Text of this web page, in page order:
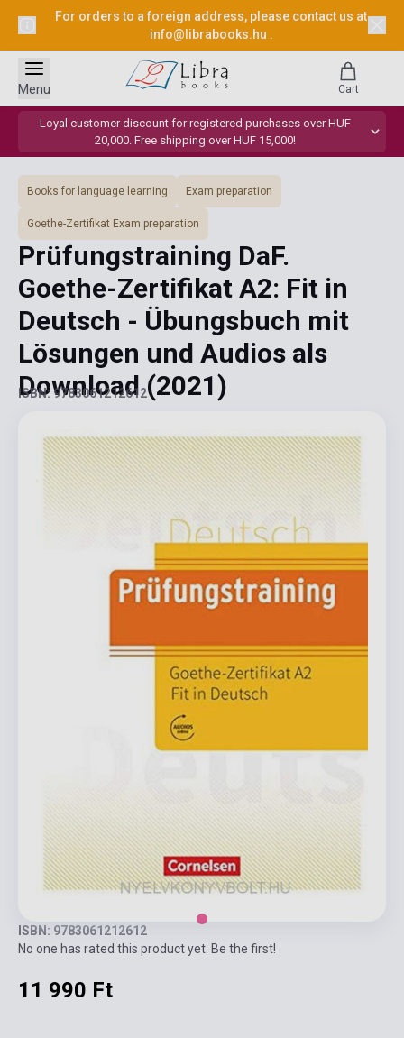
For orders to a foreign address, please contact us at
info@librabooks.hu .
Loyal customer discount for registered purchases over HUF
20,000. Free shipping over HUF 15,000!
Menu Cart
Books for language learning Exam preparation
Goethe-Zertifikat Exam preparation
Prüfungstraining DaF.
Goethe-Zertifikat A2: Fit in
Deutsch - Übungsbuch mit
Lösungen und Audios als
Download(2021)
ISBN: 9783061212612
ISBN: 9783061212612
No one has rated this product yet. Be the first!
11 990 Ft